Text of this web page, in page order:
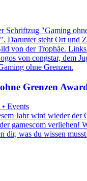
Grenzen
Events
Jahr wird wieder der
gamescom verliehen!
dir, was du wissen